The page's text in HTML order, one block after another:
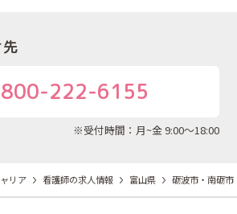
222-6155
※受付時間：月~金 9:00～18:00
リア 看護師の求人情報 富山県 砺波市・南砺市